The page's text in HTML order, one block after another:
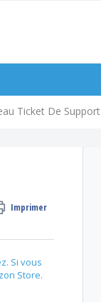
Ticket De Support
Imprimer
Si vous
Store.